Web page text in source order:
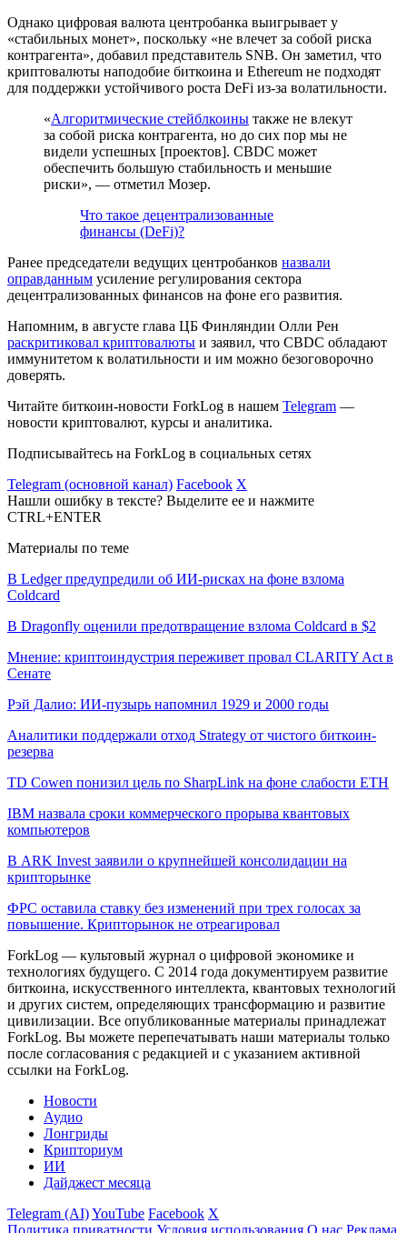
Однако цифровая валюта центробанка выигрывает у
«стабильных монет», поскольку «не влечет за собой риска
контрагента», добавил представитель SNB. Он заметил, что
криптовалюты наподобие биткоина и Ethereum не подходят
для поддержки устойчивого роста DeFi из-за волатильности.
«Алгоритмические стейблкоины также не влекут
за собой риска контрагента, но до сих пор мы не
видели успешных [проектов]. CBDC может
обеспечить большую стабильность и меньшие
риски», — отметил Мозер.
Что такое децентрализованные
финансы (DeFi)?
Ранее председатели ведущих центробанков назвали
оправданным усиление регулирования сектора
децентрализованных финансов на фоне его развития.
Напомним, в августе глава ЦБ Финляндии Олли Рен
раскритиковал криптовалюты и заявил, что CBDC обладают
иммунитетом к волатильности и им можно безоговорочно
доверять.
Читайте биткоин-новости ForkLog в нашем Telegram —
новости криптовалют, курсы и аналитика.
Подписывайтесь на ForkLog в социальных сетях
Telegram (основной канал) Facebook X
Нашли ошибку в тексте? Выделите ее и нажмите
CTRL+ENTER
Материалы по теме
В Ledger предупредили об ИИ-рисках на фоне взлома
Coldcard
В Dragonfly оценили предотвращение взлома Coldcard в $2
Мнение: криптоиндустрия переживет провал CLARITY Act в
Сенате
Рэй Далио: ИИ-пузырь напомнил 1929 и 2000 годы
Аналитики поддержали отход Strategy от чистого биткоин-
резерва
TD Cowen понизил цель по SharpLink на фоне слабости ETH
IBM назвала сроки коммерческого прорыва квантовых
компьютеров
В ARK Invest заявили о крупнейшей консолидации на
крипторынке
ФРС оставила ставку без изменений при трех голосах за
повышение. Крипторынок не отреагировал
ForkLog — культовый журнал о цифровой экономике и
технологиях будущего. С 2014 года документируем развитие
биткоина, искусственного интеллекта, квантовых технологий
и других систем, определяющих трансформацию и развитие
цивилизации. Все опубликованные материалы принадлежат
ForkLog. Вы можете перепечатывать наши материалы только
после согласования с редакцией и с указанием активной
ссылки на ForkLog.
Новости
Аудио
Лонгриды
Крипториум
ИИ
Дайджест месяца
Telegram (AI)YouTube Facebook X
Политика приватности Условия использования О нас Реклама